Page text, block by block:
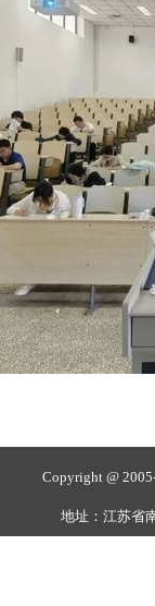
Copyright @
地址：江苏省